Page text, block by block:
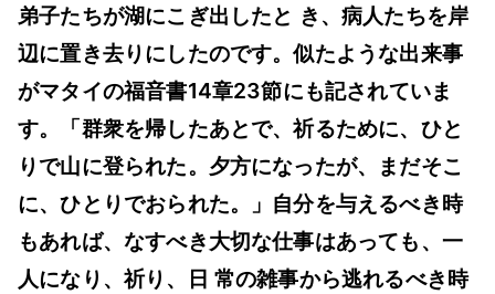
弟子たちが湖にこぎ出したと き、病人たちを岸
辺に置き去りにしたのです。似たような出来事
がマタイの福音書14章23節にも記されていま
す。「群衆を帰したあとで、祈るために、ひと
りで山に登られた。夕方になったが、まだそこ
に、ひとりでおられた。」自分を与えるべき時
もあれば、なすべき大切な仕事はあっても、一
人になり、祈り、日 常の雑事から逃れるべき時